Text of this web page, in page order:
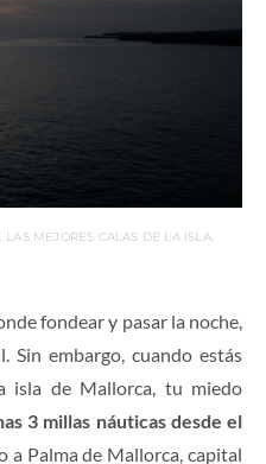
MEJORES CALAS DE LA ISLA,
fondear y pasar la noche,
Sin embargo, cuando estás
isla de Mallorca, tu miedo
3 millas náuticas desde el
a Palma de Mallorca, capital